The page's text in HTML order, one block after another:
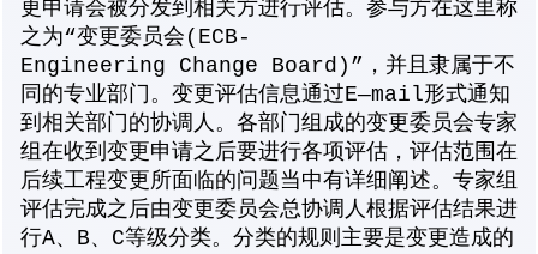
更申请会被分发到相关方进行评估。参与方在这里称
之为“变更委员会(ECB-
Engineering Change Board)”，并且隶属于不
同的专业部门。变更评估信息通过E—mail形式通知
到相关部门的协调人。各部门组成的变更委员会专家
组在收到变更申请之后要进行各项评估，评估范围在
后续工程变更所面临的问题当中有详细阐述。专家组
评估完成之后由变更委员会总协调人根据评估结果进
行A、B、C等级分类。分类的规则主要是变更造成的